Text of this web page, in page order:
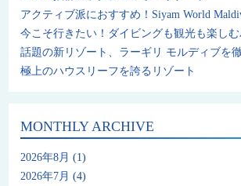
アクティブ派におすすめ！Siyam World
今こそ行きたい！ダイビングも観光も楽し
話題の新リゾート、ラーギリ モルディブを
極上のハウスリーフを誇るリゾート
MONTHLY ARCHIVE
2026年8月 (1)
2026年7月 (4)